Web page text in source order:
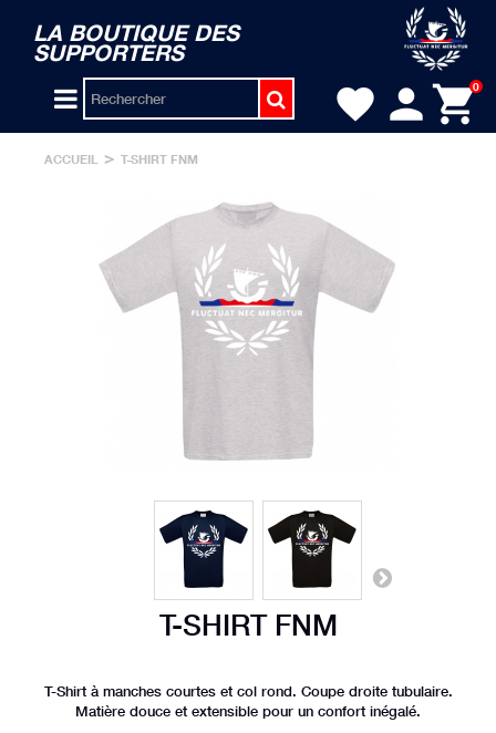
LA BOUTIQUE DES
SUPPORTERS
shopping_cart
0
person
favorite
ACCUEIL > T-SHIRT FNM
T-SHIRT FNM
T-Shirt à manches courtes et col rond. Coupe droite tubulaire.
Matière douce et extensible pour un confort inégalé.